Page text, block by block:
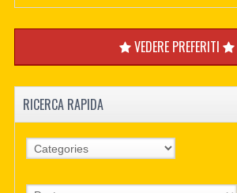
VEDERE PREFERITI
RICERCA RAPIDA